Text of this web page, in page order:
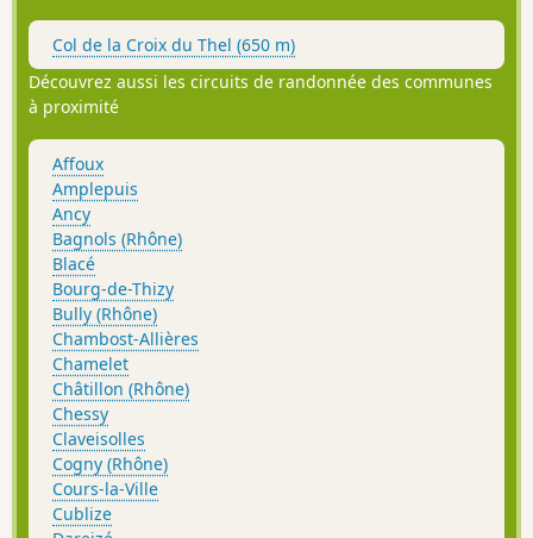
Col de la Croix du Thel (650 m)
Découvrez aussi les circuits de randonnée des communes
à proximité
Affoux
Amplepuis
Ancy
Bagnols (Rhône)
Blacé
Bourg-de-Thizy
Bully (Rhône)
Chambost-Allières
Chamelet
Châtillon (Rhône)
Chessy
Claveisolles
Cogny (Rhône)
Cours-la-Ville
Cublize